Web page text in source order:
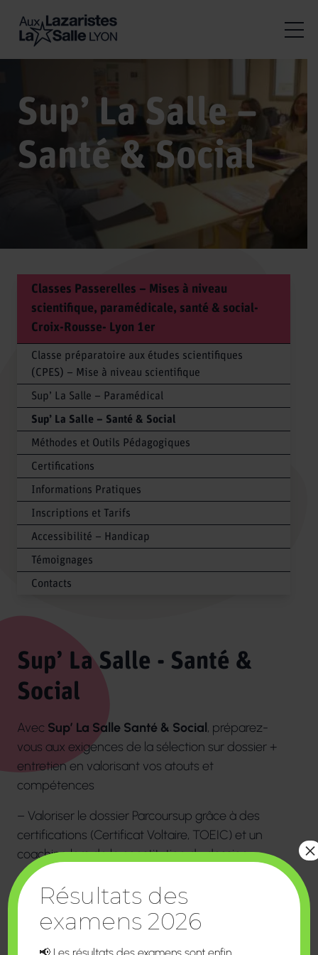
Sup’ La Salle –
Santé & Social
Sup’ La Salle - Santé &
Social
Avec Sup’ La Salle Santé & Social, préparez-
vous aux exigences de la sélection sur dossier +
entretien en valorisant vos atouts et
compétences
– Valoriser le dossier Parcoursup grâce à des
certifications (Certificat Voltaire, TOEIC) et un
coaching lors de la constitution du dossier.
– S’entraîner grâce à des mises en situation
d’entretiens pour passer la barrière de l’oral de
sélection.
Classes Passerelles – Mises à niveau
scientifique, paramédicale, santé & social-
Croix-Rousse- Lyon 1er
Classe préparatoire aux études scientifiques
(CPES) – Mise à niveau scientifique
Sup’ La Salle – Paramédical
Sup’ La Salle – Santé & Social
Méthodes et Outils Pédagogiques
Certifications
Informations Pratiques
Inscriptions et Tarifs
Accessibilité – Handicap
Témoignages
Contacts
Résultats des
examens 2026
×